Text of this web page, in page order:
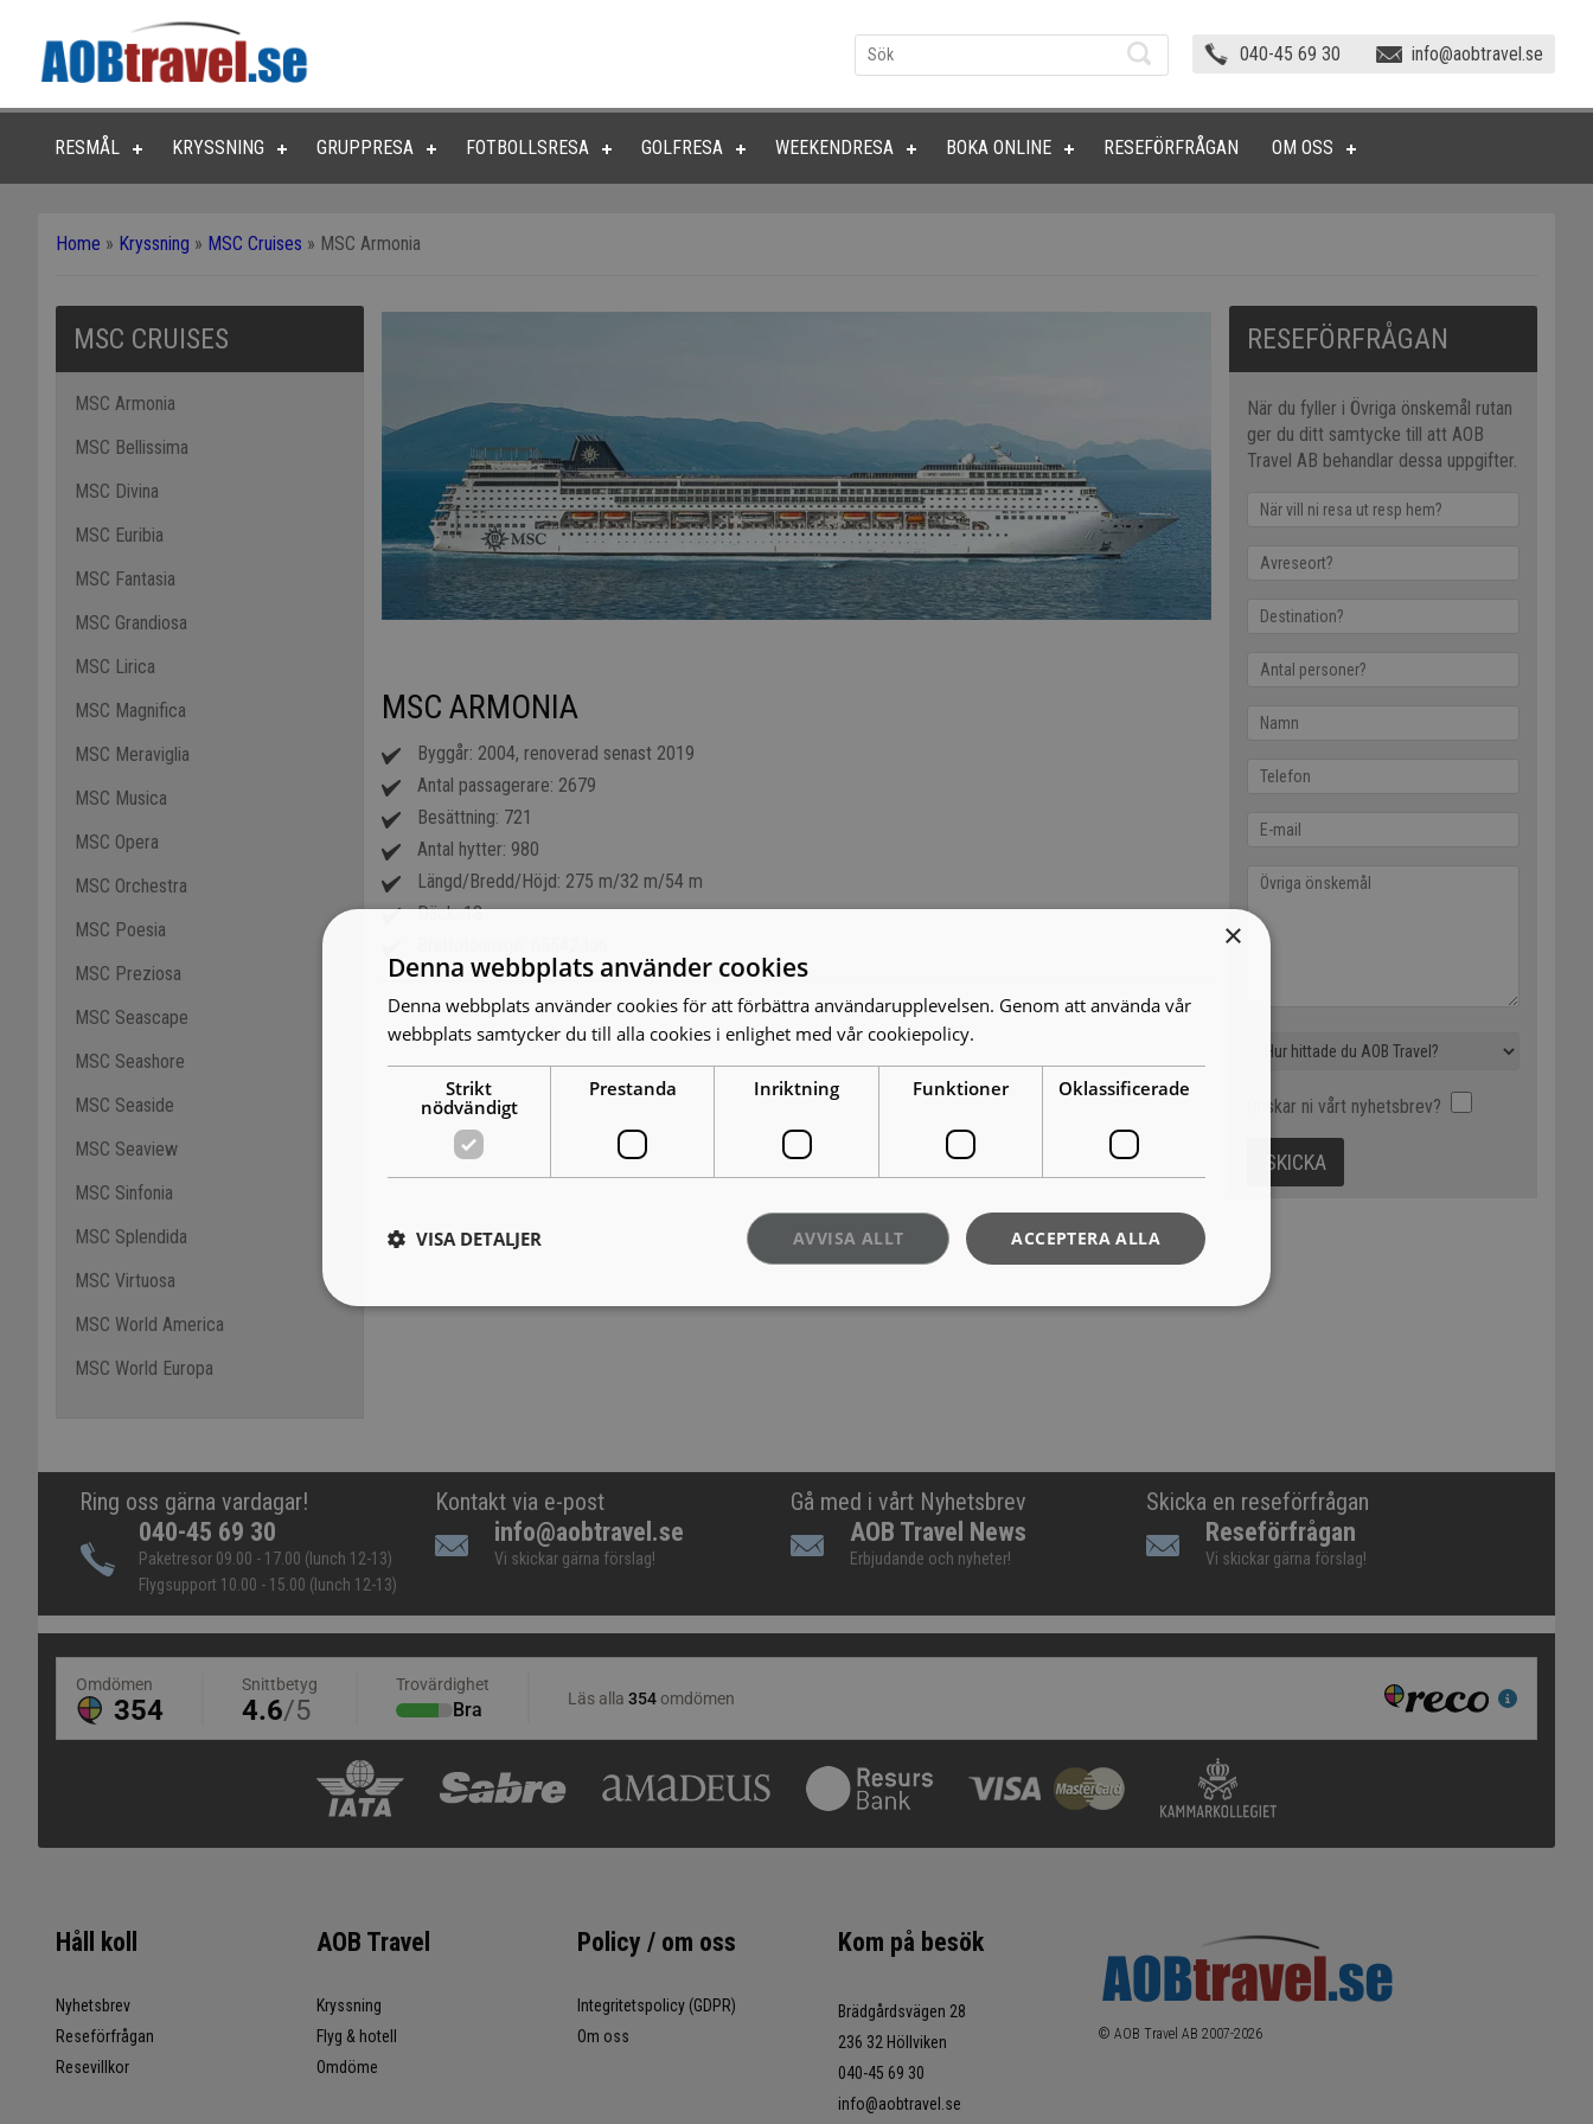
040-45 69 30 info@aobtravel.se
RESMÅL KRYSSNING GRUPPRESA FOTBOLLSRESA GOLFRESA WEEKENDRESA BOKA ONLINE RESEFÖRFRÅGAN OM OSS
Home » Kryssning » MSC Cruises » MSC Armonia
MSC CRUISES
MSC Armonia
MSC Bellissima
MSC Divina
MSC Euribia
MSC Fantasia
MSC Grandiosa
MSC Lirica
MSC Magnifica
MSC Meraviglia
MSC Musica
MSC Opera
MSC Orchestra
MSC Poesia
MSC Preziosa
MSC Seascape
MSC Seashore
MSC Seaside
MSC Seaview
MSC Sinfonia
MSC Splendida
MSC Virtuosa
MSC World America
MSC World Europa
MSC ARMONIA
Byggår: 2004, renoverad senast 2019
Antal passagerare: 2679
Besättning: 721
Antal hytter: 980
Längd/Bredd/Höjd: 275 m/32 m/54 m
Däck: 13
RESEFÖRFRÅGAN
När du fyller i Övriga önskemål rutan
ger du ditt samtycke till att AOB
Travel AB behandlar dessa uppgifter.
Önskar ni vårt nyhetsbrev?
Ring oss gärna vardagar!
040-45 69 30
Paketresor 09.00 - 17.00 (lunch 12-13)
Flygsupport 10.00 - 15.00 (lunch 12-13)
Kontakt via e-post
info@aobtravel.se
Vi skickar gärna förslag!
Gå med i vårt Nyhetsbrev
AOB Travel News
Erbjudande och nyheter!
Skicka en reseförfrågan
Reseförfrågan
Vi skickar gärna förslag!
Håll koll
Nyhetsbrev
Reseförfrågan
Resevillkor
AOB Travel
Kryssning
Flyg & hotell
Omdöme
Policy / om oss
Integritetspolicy (GDPR)
Om oss
Kom på besök
Brädgårdsvägen 28
236 32 Höllviken
040-45 69 30
info@aobtravel.se
© AOB Travel AB 2007-2026
×
Denna webbplats använder cookies
Denna webbplats använder cookies för att förbättra användarupplevelsen. Genom att använda vår
webbplats samtycker du till alla cookies i enlighet med vår cookiepolicy.
Strikt
nödvändigt
Prestanda Inriktning Funktioner Oklassificerade
ACCEPTERA ALLA
AVVISA ALLT
VISA DETALJER